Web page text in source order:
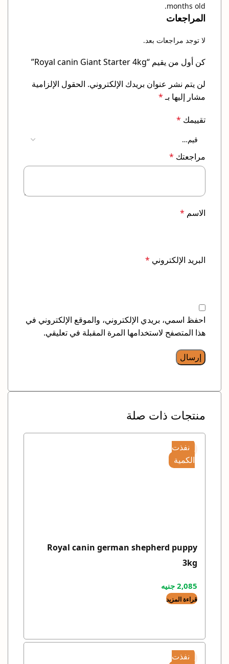
months old.
المراجعات
لا توجد مراجعات بعد.
كن أول من يقيم “Royal canin Giant Starter 4kg”
لن يتم نشر عنوان بريدك الإلكتروني. الحقول الإلزامية
مشار إليها بـ*
تقييمك *
مراجعتك *
الاسم *
البريد الإلكتروني *
احفظ اسمي، بريدي الإلكتروني، والموقع الإلكتروني في
هذا المتصفح لاستخدامها المرة المقبلة في تعليقي.
منتجات ذات صلة
نفذت
الكمية
Royal canin german shepherd puppy
3kg
2,085 جنيه
قراءة المزيد
نفذت